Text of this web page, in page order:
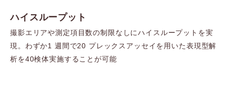
ハイスループット
撮影エリアや測定項目数の制限なしにハイスループットを実
現。わずか1 週間で20 プレックスアッセイを用いた表現型解
析を40検体実施することが可能